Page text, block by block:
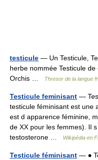
testicule — Un Testicule,
herbe nommée Testicule
Orchis …
Thresor de la langue
Testicule feminisant —
testicule féminisant est une
est d apparence féminine,
de XX pour les femmes). Il
testosterone …
Wikipédia en
Testicule féminisant — ●